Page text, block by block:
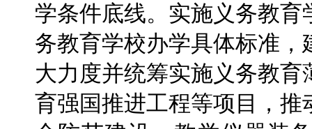
学条件底线。实施义务教
务教育学校办学具体标准
大力度并统筹实施义务教
育强国推进工程等项目，